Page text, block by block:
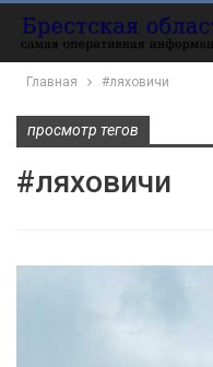
Главная #ляховичи
просмотр тегов
#ляховичи